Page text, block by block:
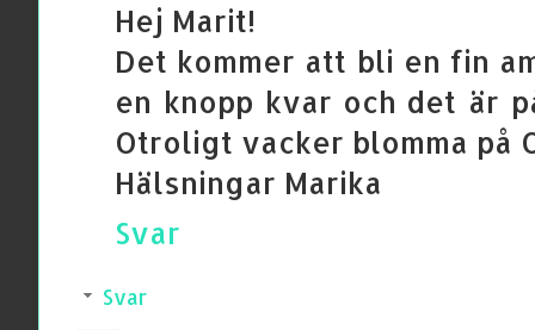
Hej Marit!
Det kommer att bli en fin
en knopp kvar och det är
Otroligt vacker blomma på
Hälsningar Marika
Svar
Svar